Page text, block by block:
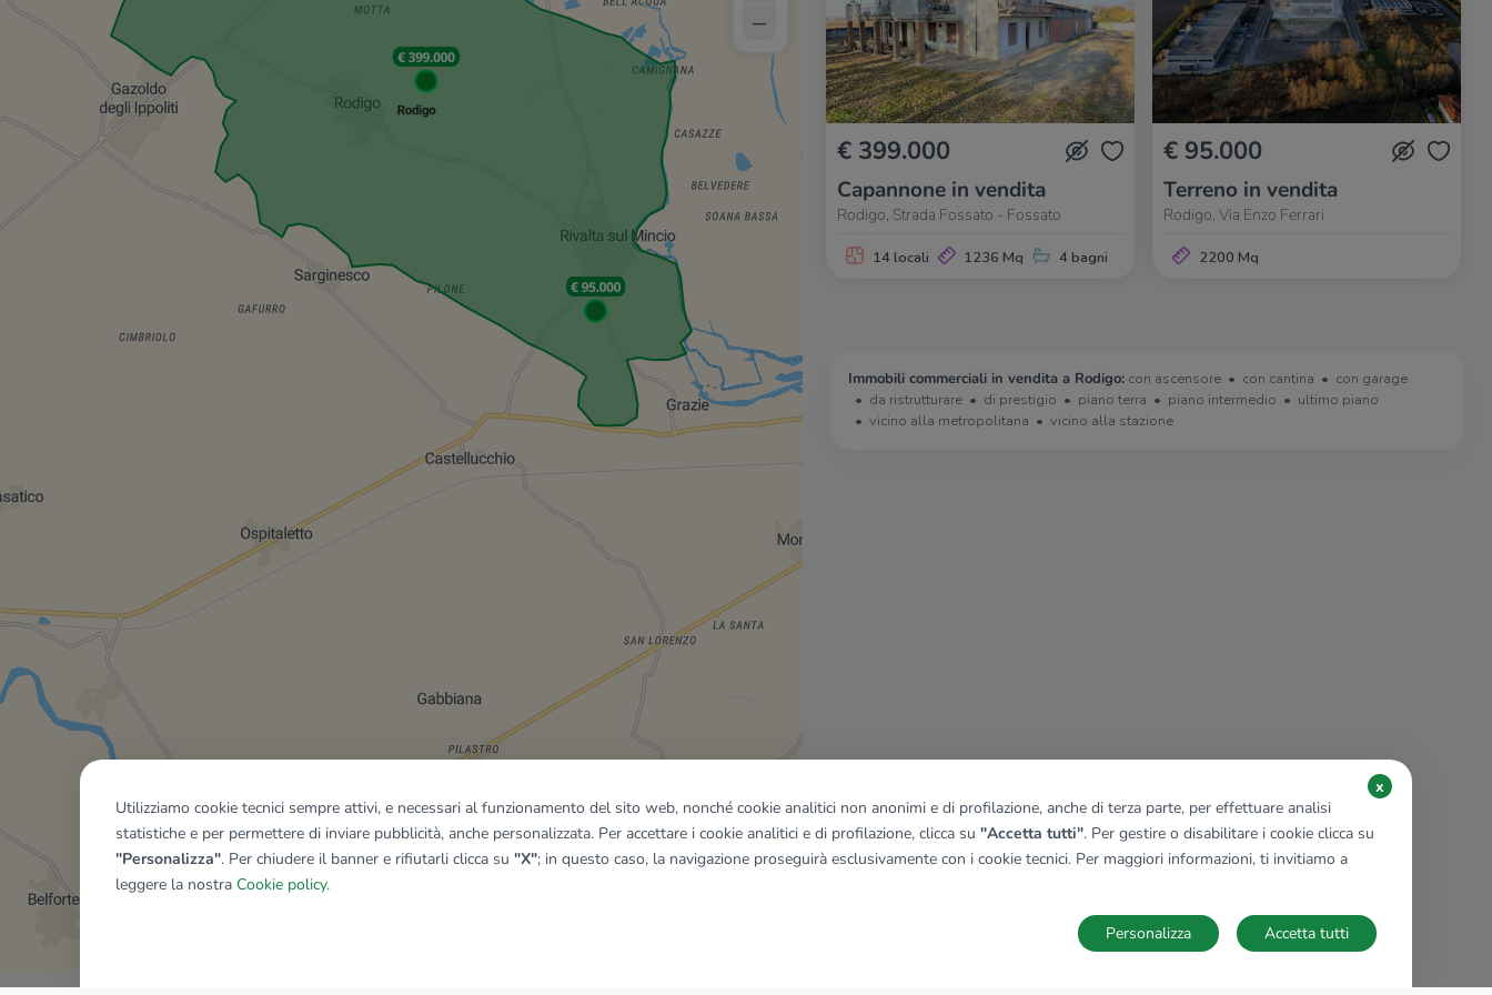
€ 399.000
Capannone in vendita
Rodigo, Strada Fossato - Fossato
14 locali 1236 Mq 4 bagni
€ 95.000
Terreno in vendita
Rodigo, Via Enzo Ferrari
2200 Mq
Immobili commerciali in vendita a Rodigo: con ascensore con cantina
con garage
da ristrutturare
di prestigio piano terra piano intermedio
ultimo piano
vicino alla metropolitana
vicino alla stazione
–
Mostra tutti gli immobili del riquadro
Utilizziamo cookie tecnici sempre attivi, e necessari al funzionamento del sito web, nonché cookie analitici non anonimi e di profilazione, anche di terza parte, per effettuare analisi
statistiche e per permettere di inviare pubblicità, anche personalizzata. Per accettare i cookie analitici e di profilazione, clicca su "Accetta tutti". Per gestire o disabilitare i cookie clicca su
"Personalizza". Per chiudere il banner e rifiutarli clicca su "X"; in questo caso, la navigazione proseguirà esclusivamente con i cookie tecnici. Per maggiori informazioni, ti invitiamo a
leggere la nostra Cookie policy.
x
Accetta tutti
Personalizza